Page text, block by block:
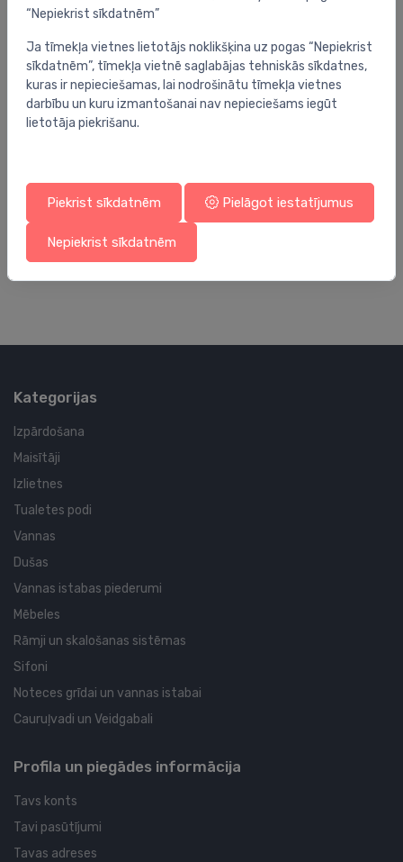
Kolektoru skapji
iebūvējams kolektora skapis 795x575x110 ( 10-
12 cilpas ) RAL 9016
71.00 €
Kategorijas
Izpārdošana
Maisītāji
Izlietnes
Tualetes podi
Vannas
Dušas
Vannas istabas piederumi
Mēbeles
Rāmji un skalošanas sistēmas
Sifoni
Noteces grīdai un vannas istabai
Cauruļvadi un Veidgabali
Profila un piegādes informācija
Tavs konts
Tavi pasūtījumi
Tavas adreses
“Nepiekrist sīkdatnēm”
Ja tīmekļa vietnes lietotājs noklikšķina uz pogas “Nepiekrist
sīkdatnēm”, tīmekļa vietnē saglabājas tehniskās sīkdatnes,
kuras ir nepieciešamas, lai nodrošinātu tīmekļa vietnes
darbību un kuru izmantošanai nav nepieciešams iegūt
lietotāja piekrišanu.
Piekrist sīkdatnēm Pielāgot iestatījumus
Nepiekrist sīkdatnēm